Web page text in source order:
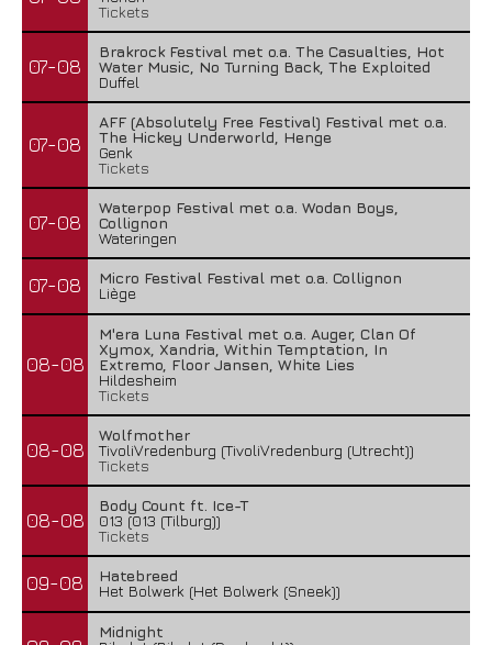
Tickets
07-08
Brakrock Festival met o.a. The Casualties, Hot
Water Music, No Turning Back, The Exploited
Duffel
07-08
AFF (Absolutely Free Festival) Festival met o.a.
The Hickey Underworld, Henge
Genk
Tickets
07-08
Waterpop Festival met o.a. Wodan Boys,
Collignon
Wateringen
07-08
Micro Festival Festival met o.a. Collignon
Liège
08-08
M'era Luna Festival met o.a. Auger, Clan Of
Xymox, Xandria, Within Temptation, In
Extremo, Floor Jansen, White Lies
Hildesheim
Tickets
08-08
Wolfmother
TivoliVredenburg (TivoliVredenburg (Utrecht))
Tickets
08-08
Body Count ft. Ice-T
013 (013 (Tilburg))
Tickets
09-08
Hatebreed
Het Bolwerk (Het Bolwerk (Sneek))
Midnight